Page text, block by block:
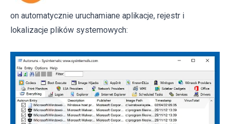
on automatycznie uruchamiane aplikacje, rejestr i
lokalizacje plików systemowych: